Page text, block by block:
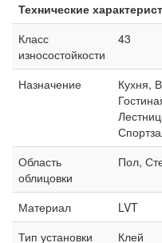
Технические
Класс
износостойкости
43
Назначение
Кухня,
Область
облицовки
Пол,
Материал
LVT
Тип установки
Клей